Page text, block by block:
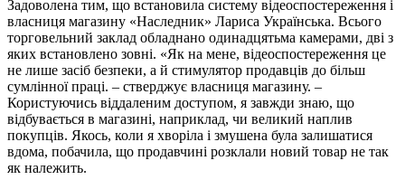
Задоволена тим, що встановила систему відеоспостереження і
власниця магазину «Наследник» Лариса Українська. Всього
торговельний заклад обладнано одинадцятьма камерами, дві з
яких встановлено зовні. «Як на мене, відеоспостереження це
не лише засіб безпеки, а й стимулятор продавців до більш
сумлінної праці. – стверджує власниця магазину. –
Користуючись віддаленим доступом, я завжди знаю, що
відбувається в магазині, наприклад, чи великий наплив
покупців. Якось, коли я хворіла і змушена була залишатися
вдома, побачила, що продавчині розклали новий товар не так
як належить.